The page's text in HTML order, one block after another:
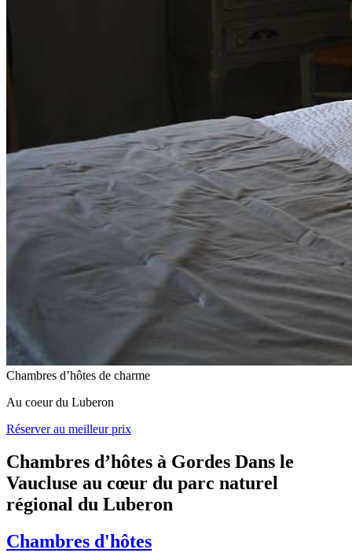
Chambres d’hôtes de charme
Au coeur du Luberon
Réserver au meilleur prix
Chambres d’hôtes à Gordes Dans le
Vaucluse au cœur du parc naturel
régional du Luberon
Chambres d'hôtes